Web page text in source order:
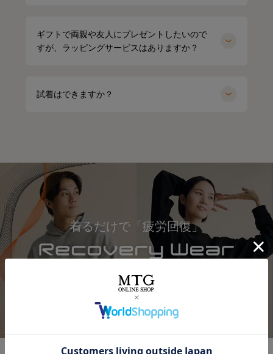
ギフトで両親や友人にプレゼントしたいので
すが、ラッピングサービスはありますか？
試着はできますか？
着るだけで「疲労回復」
詳しくはこちら